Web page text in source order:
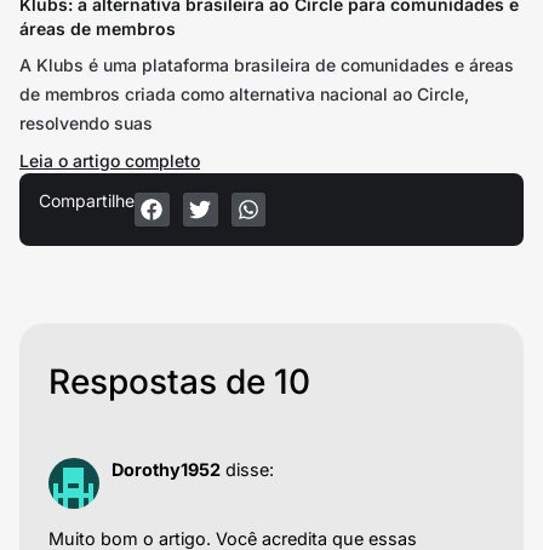
áreas de membros
A Klubs é uma plataforma brasileira de comunidades e áreas
de membros criada como alternativa nacional ao Circle,
resolvendo suas
Leia o artigo completo
Compartilhe
Respostas de 10
Dorothy1952 disse:
Muito bom o artigo. Você acredita que essas